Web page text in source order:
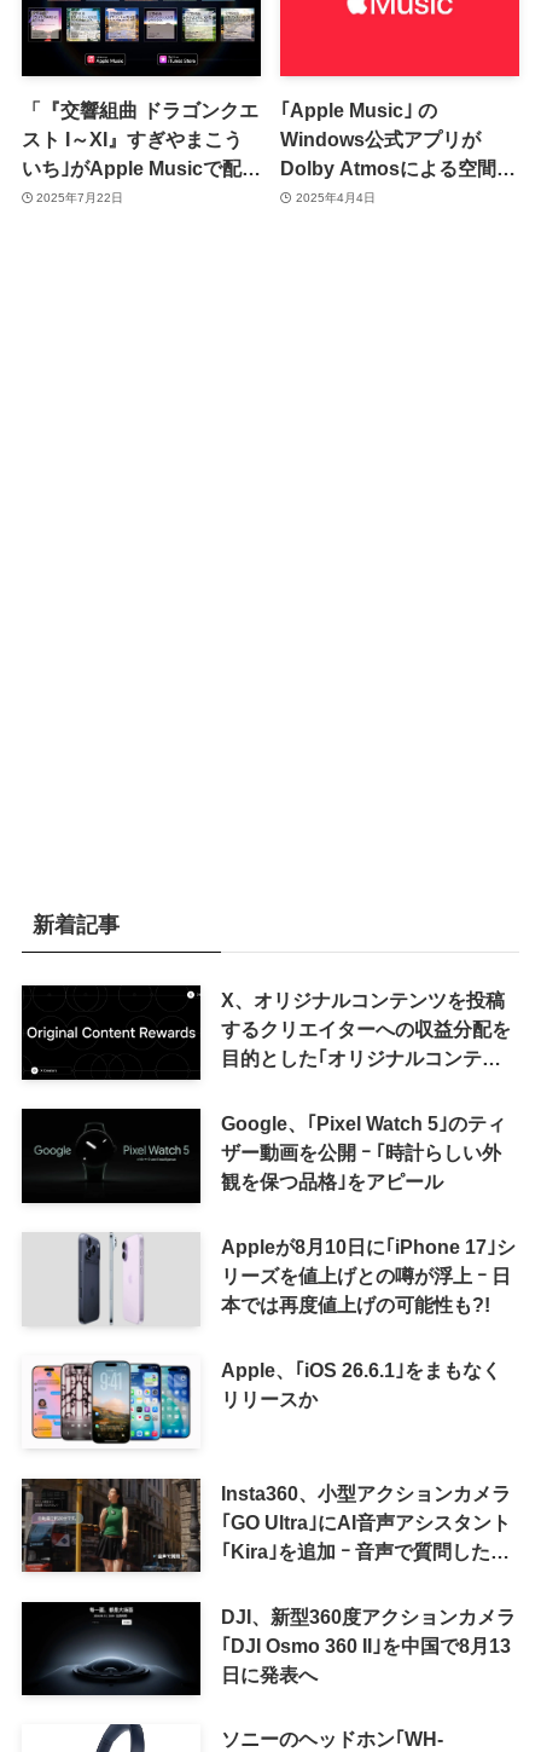
「『交響組曲 ドラゴンクエ
スト I～XI』すぎやまこう
いち｣がApple Musicで配信
開始
2025年7月22日
｢Apple Music｣ の
Windows公式アプリが
Dolby Atmosによる空間オ
ーディオの再生に対応
2025年4月4日
新着記事
X、オリジナルコンテンツを投稿
するクリエイターへの収益分配を
目的とした｢オリジナルコンテン
来の｢収益分配｣は廃止
Google、｢Pixel Watch 5｣のティ
ザー動画を公開 ｰ ｢時計らしい外
観を保つ品格｣をアピール
Appleが8月10日に｢iPhone 17｣シ
リーズを値上げとの噂が浮上 ｰ 日
本では再度値上げの可能性も?!
Apple、｢iOS 26.6.1｣をまもなく
リリースか
Insta360、小型アクションカメラ
｢GO Ultra｣にAI音声アシスタント
｢Kira｣を追加 ｰ 音声で質問した
可能に
DJI、新型360度アクションカメラ
｢DJI Osmo 360 II｣を中国で8月13
日に発表へ
ソニーのヘッドホン｢WH-